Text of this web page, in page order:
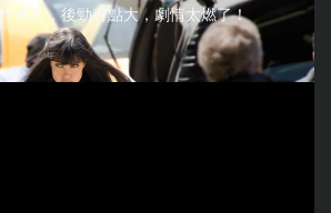
爽片，後勁有點大，劇情太燃了！